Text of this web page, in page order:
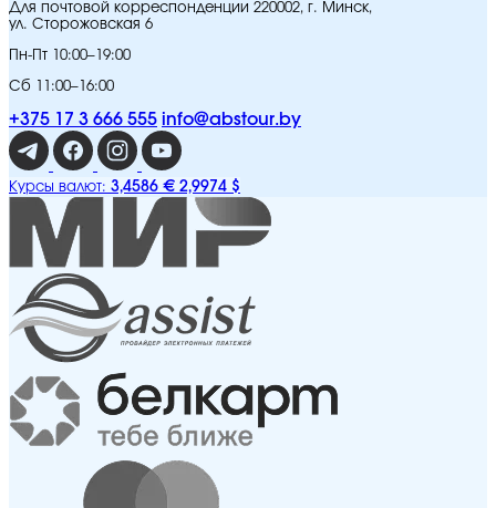
Для почтовой корреспонденции 220002, г. Минск,
ул. Сторожовская 6
Пн-Пт 10:00–19:00
Сб 11:00–16:00
+375 17 3 666 555 info@abstour.by
Курсы валют: 3,4586 € 2,9974 $